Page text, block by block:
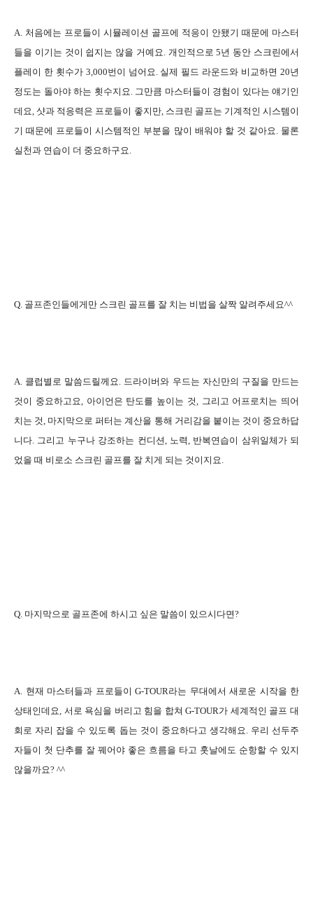
A. 처음에는 프로들이 시뮬레이션 골프에 적응이 안됐기 때문에 마스터
들을 이기는 것이 쉽지는 않을 거예요. 개인적으로 5년 동안 스크린에서
플레이 한 횟수가 3,000번이 넘어요. 실제 필드 라운드와 비교하면 20년
정도는 돌아야 하는 횟수지요. 그만큼 마스터들이 경험이 있다는 얘기인
데요, 샷과 적응력은 프로들이 좋지만, 스크린 골프는 기계적인 시스템이
기 때문에 프로들이 시스템적인 부분을 많이 배워야 할 것 같아요. 물론
실천과 연습이 더 중요하구요.
Q. 골프존인들에게만 스크린 골프를 잘 치는 비법을 살짝 알려주세요^^
A. 클럽별로 말씀드릴께요. 드라이버와 우드는 자신만의 구질을 만드는
것이 중요하고요, 아이언은 탄도를 높이는 것, 그리고 어프로치는 띄어
치는 것, 마지막으로 퍼터는 계산을 통해 거리감을 붙이는 것이 중요하답
니다. 그리고 누구나 강조하는 컨디션, 노력, 반복연습이 삼위일체가 되
었을 때 비로소 스크린 골프를 잘 치게 되는 것이지요.
Q. 마지막으로 골프존에 하시고 싶은 말씀이 있으시다면?
A. 현재 마스터들과 프로들이 G-TOUR라는 무대에서 새로운 시작을 한
상태인데요, 서로 욕심을 버리고 힘을 합쳐 G-TOUR가 세계적인 골프 대
회로 자리 잡을 수 있도록 돕는 것이 중요하다고 생각해요. 우리 선두주
자들이 첫 단추를 잘 꿰어야 좋은 흐름을 타고 훗날에도 순항할 수 있지
않을까요? ^^